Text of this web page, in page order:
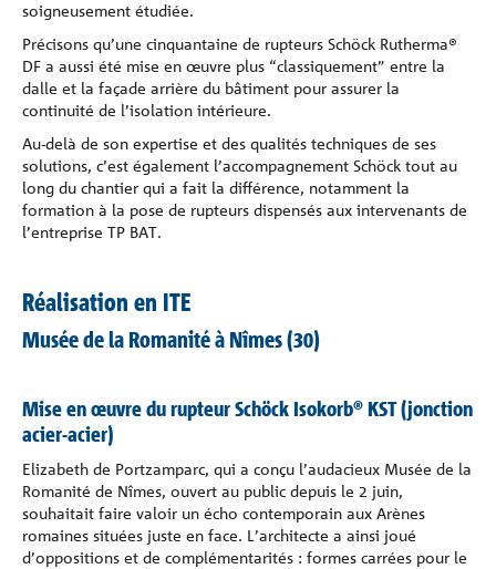
soigneusement étudiée.
Précisons qu’une cinquantaine de rupteurs Schöck Rutherma®
DF a aussi été mise en œuvre plus “classiquement” entre la
dalle et la façade arrière du bâtiment pour assurer la
continuité de l’isolation intérieure.
Au-delà de son expertise et des qualités techniques de ses
solutions, c’est également l’accompagnement Schöck tout au
long du chantier qui a fait la différence, notamment la
formation à la pose de rupteurs dispensés aux intervenants de
l’entreprise TP BAT.
Réalisation en ITE
Musée de la Romanité à Nîmes (30)
Mise en œuvre du rupteur Schöck Isokorb® KST (jonction
acier-acier)
Elizabeth de Portzamparc, qui a conçu l’audacieux Musée de la
Romanité de Nîmes, ouvert au public depuis le 2 juin,
souhaitait faire valoir un écho contemporain aux Arènes
romaines situées juste en face. L’architecte a ainsi joué
d’oppositions et de complémentarités : formes carrées pour le